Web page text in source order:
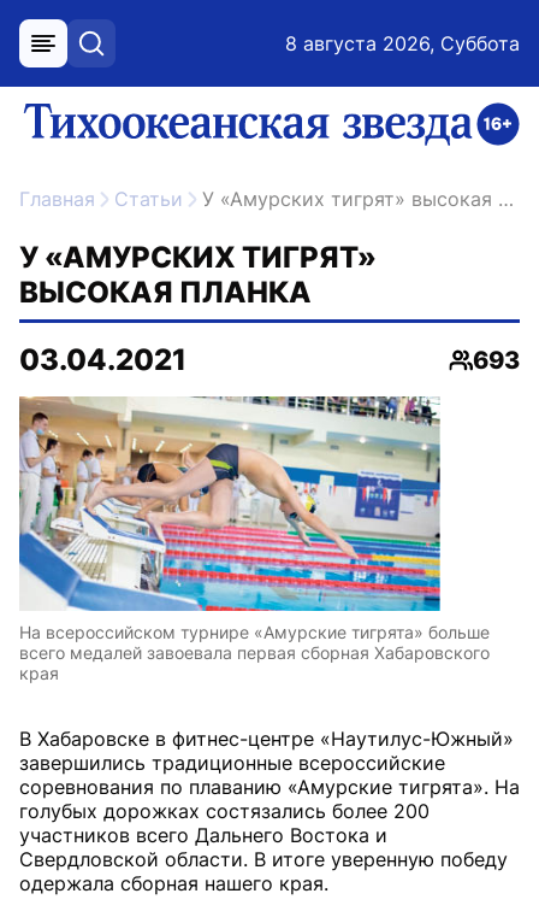
меню поиск 8 августа 2026, Суббота
ссылка на главную
Главная Статьи У «Амурских тигрят» высокая планка
У «АМУРСКИХ ТИГРЯТ»
ВЫСОКАЯ ПЛАНКА
03.04.2021
693
На всероссийском турнире «Амурские тигрята» больше
всего медалей завоевала первая сборная Хабаровского
края
В Хабаровске в фитнес-центре «Наутилус-Южный»
завершились традиционные всероссийские
соревнования по плаванию «Амурские тигрята». На
голубых дорожках состязались более 200
участников всего Дальнего Востока и
Свердловской области. В итоге уверенную победу
одержала сборная нашего края.